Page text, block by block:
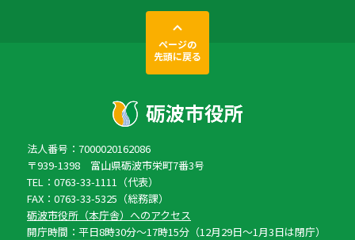
ページの
先頭に戻る
法人番号：7000020162086
〒939-1398 富山県砺波市栄町7番3号
TEL：0763-33-1111（代表）
FAX：0763-33-5325（総務課）
砺波市役所（本庁舎）へのアクセス
開庁時間：平日8時30分〜17時15分（12月29日〜1月3日は閉庁）